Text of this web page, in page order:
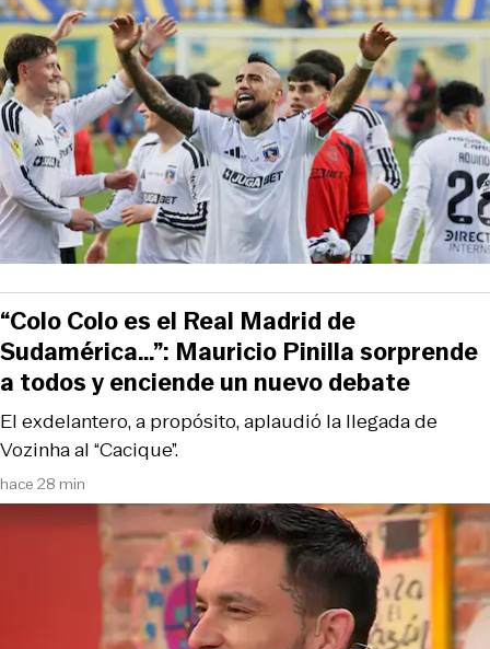
hace 28 min
El exdelantero, a propósito, aplaudió la llegada de
Vozinha al “Cacique”.
“Colo Colo es el Real Madrid de
Sudamérica…”: Mauricio Pinilla sorprende
a todos y enciende un nuevo debate